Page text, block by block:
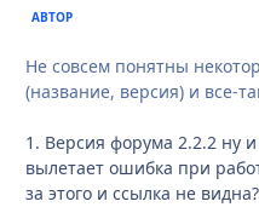
АВТОР
Не совсем понятны
(название, версия) и все-
1. Версия форума 2.2.2 ну
вылетает ошибка при
за этого и ссылка не видна?